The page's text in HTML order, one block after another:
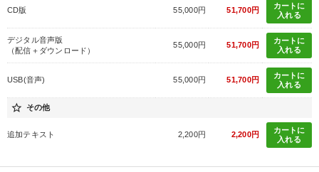
CD版 55,000円 51,700円
カートに
入れる
デジタル音声版
（配信＋ダウンロード）
55,000円 51,700円
カートに
入れる
USB(音声) 55,000円 51,700円
カートに
入れる
star_border その他
追加テキスト 2,200円 2,200円
カートに
入れる